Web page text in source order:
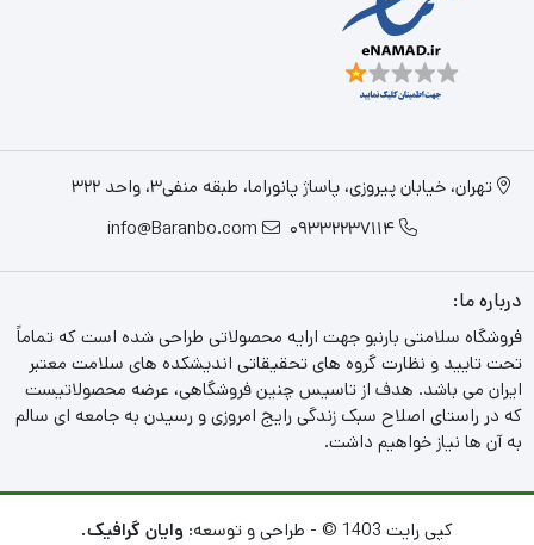
تهران، خیابان پیروزی، پاساژ پانوراما، طبقه منفی3، واحد 322
09332237114
info@Baranbo.com
درباره ما:
فروشگاه سلامتی بارنبو جهت ارایه محصولاتی طراحی شده است که تماماً
تحت تایید و نظارت گروه های تحقیقاتی اندیشکده های سلامت معتبر
ایران می باشد. هدف از تاسیس چنین فروشگاهی، عرضه محصولاتیست
که در راستای اصلاح سبک زندگی رایج امروزی و رسیدن به جامعه ای سالم
به آن ها نیاز خواهیم داشت.
کپی رایت 1403 © - طراحی و توسعه: وایان گرافیک.